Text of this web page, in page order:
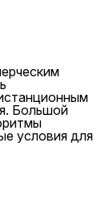
Большой
условия для